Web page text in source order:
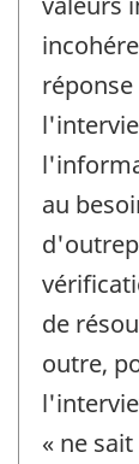
au
de
outre,
« ne